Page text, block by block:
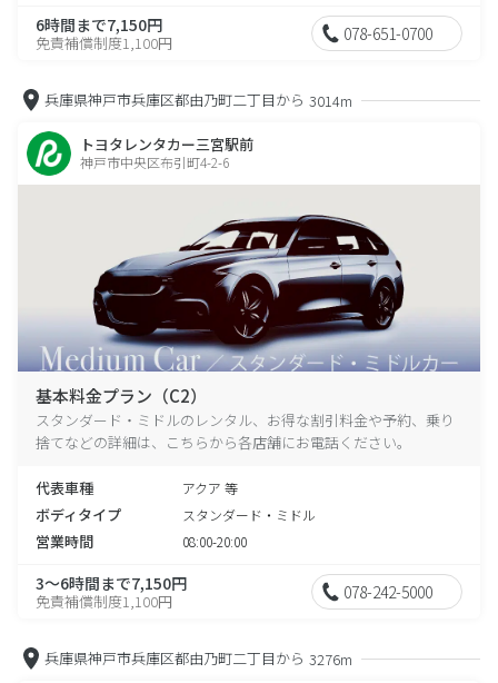
6時間まで7,150円
免責補償制度1,100円 078-651-0700
兵庫県神戸市兵庫区都由乃町二丁目から 3014m
トヨタレンタカー三宮駅前
神戸市中央区布引町4-2-6
基本料金プラン（C2）
スタンダード・ミドルのレンタル、お得な割引料金や予約、乗り
捨てなどの詳細は、こちらから各店舗にお電話ください。
代表車種 アクア 等
ボディタイプ スタンダード・ミドル
営業時間 08:00-20:00
3～6時間まで7,150円
免責補償制度1,100円 078-242-5000
兵庫県神戸市兵庫区都由乃町二丁目から 3276m